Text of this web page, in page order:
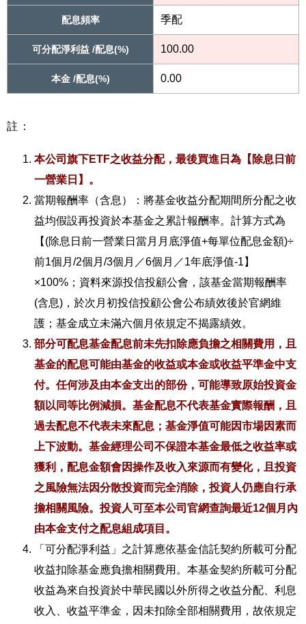
配息頻率 季配
可分配淨利益 /配息(%) 100.00
本金 /配息(%) 0.00
註：
本公司旗下ETF之收益分配，最後買進日為【除息日前
一營業日】。
當期報酬率（含息）：將基金收益分配期間所分配之收
益均假設再投資於本基金之累計報酬率。計算方式為
【(除息日前一營業日當月月底淨值+每單位配息金額)÷
前1個月/2個月/3個月／6個月／1年底淨值-1】
×100%；資料來源投信投顧公會，該基金當期報酬率
(含息)，於次月初投信投顧公會公布績效後於官網維
護；基金成立未滿六個月依規定不揭露績效。
部分可配息基金配息前未先扣除應負擔之相關費用，且
基金的配息可能由基金的收益或本金或收益平準金中支
付。任何涉及由本金支出的部份，可能導致原始投資金
額以同等比例減損。基金配息不代表基金實際報酬，且
過去配息不代表未來配息；基金淨值可能因市場因素而
上下波動。基金經理公司不保證本基金最低之收益率或
獲利，配息金額會因操作及收入來源而有變化，且投資
之風險無法因分散投資而完全消除，投資人仍應自行承
擔相關風險。投資人可至本公司官網查詢最近12個月內
由本金支付之配息組成項目。
「可分配淨利益」之計算應依基金信託契約所載可分配
收益扣除基金應負擔相關費用。本基金契約所載可分配
收益為來自投資於中華民國以外所得之收益分配、利息
收入、收益平準金，因未扣除全部相關費用，故依規定